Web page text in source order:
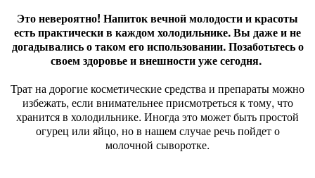
Это невероятно! Напиток вечной молодости и красоты
есть практически в каждом холодильнике. Вы даже и не
догадывались о таком его использовании. Позаботьтесь о
своем здоровье и внешности уже сегодня.
Трат на дорогие косметические средства и препараты можно
избежать, если внимательнее присмотреться к тому, что
хранится в холодильнике. Иногда это может быть простой
огурец или яйцо, но в нашем случае речь пойдет о
молочной сыворотке.